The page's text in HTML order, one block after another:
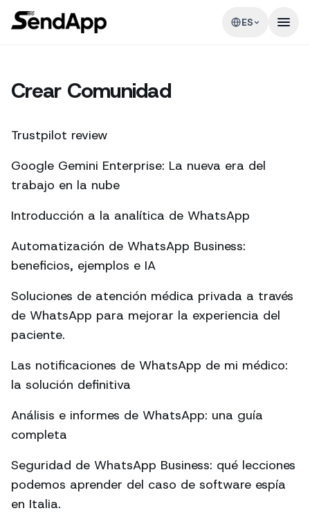
ES
Crear Comunidad
Trustpilot review
Google Gemini Enterprise: La nueva era del
trabajo en la nube
Introducción a la analítica de WhatsApp
Automatización de WhatsApp Business:
beneficios, ejemplos e IA
Soluciones de atención médica privada a través
de WhatsApp para mejorar la experiencia del
paciente.
Las notificaciones de WhatsApp de mi médico:
la solución definitiva
Análisis e informes de WhatsApp: una guía
completa
Seguridad de WhatsApp Business: qué lecciones
podemos aprender del caso de software espía
en Italia.